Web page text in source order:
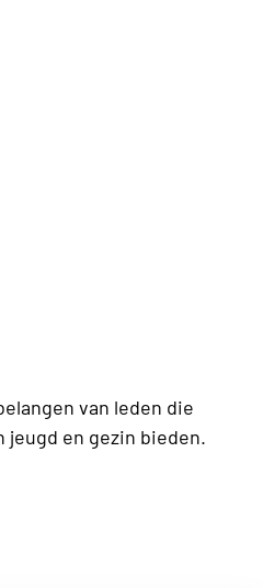
van leden die
jeugd en gezin bieden.